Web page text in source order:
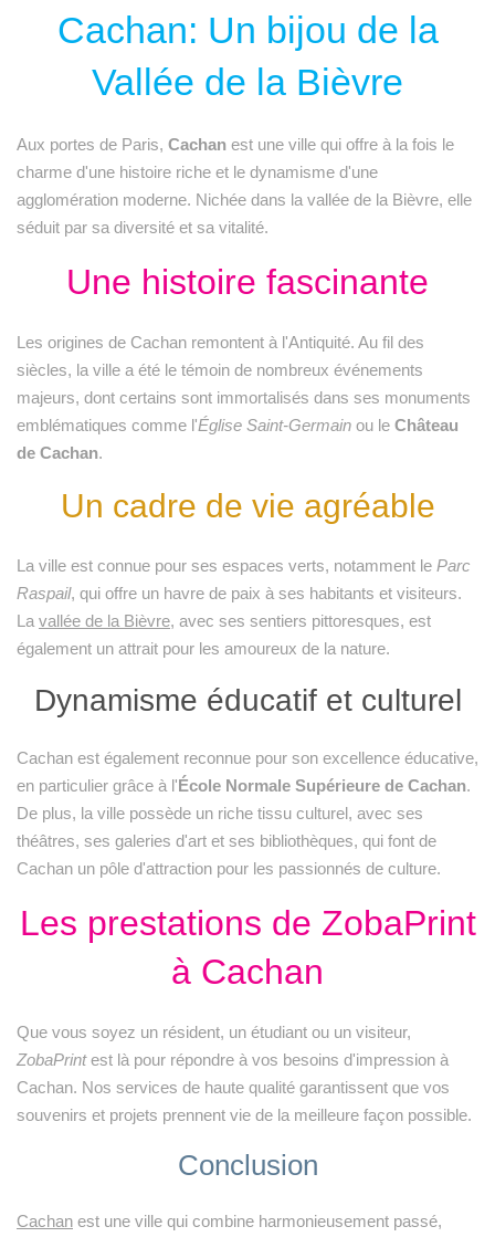
Cachan: Un bijou de la
Vallée de la Bièvre
Aux portes de Paris, Cachan est une ville qui offre à la fois le
charme d'une histoire riche et le dynamisme d'une
agglomération moderne. Nichée dans la vallée de la Bièvre, elle
séduit par sa diversité et sa vitalité.
Une histoire fascinante
Les origines de Cachan remontent à l'Antiquité. Au fil des
siècles, la ville a été le témoin de nombreux événements
majeurs, dont certains sont immortalisés dans ses monuments
emblématiques comme l'Église Saint-Germain ou le Château
de Cachan.
Un cadre de vie agréable
La ville est connue pour ses espaces verts, notamment le Parc
Raspail, qui offre un havre de paix à ses habitants et visiteurs.
La vallée de la Bièvre, avec ses sentiers pittoresques, est
également un attrait pour les amoureux de la nature.
Dynamisme éducatif et culturel
Cachan est également reconnue pour son excellence éducative,
en particulier grâce à l'École Normale Supérieure de Cachan.
De plus, la ville possède un riche tissu culturel, avec ses
théâtres, ses galeries d'art et ses bibliothèques, qui font de
Cachan un pôle d'attraction pour les passionnés de culture.
Les prestations de ZobaPrint
à Cachan
Que vous soyez un résident, un étudiant ou un visiteur,
ZobaPrintest là pour répondre à vos besoins d'impression à
Cachan. Nos services de haute qualité garantissent que vos
souvenirs et projets prennent vie de la meilleure façon possible.
Conclusion
Cachan est une ville qui combine harmonieusement passé,